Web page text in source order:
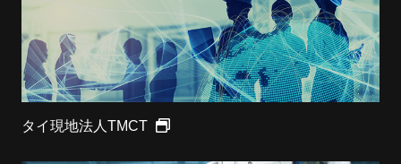
タイ現地法人TMCT